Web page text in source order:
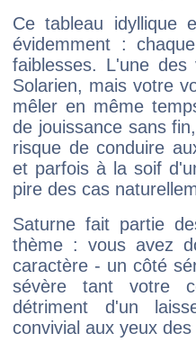
Ce tableau idyllique
évidemment :
faiblesses. L'une
Solarien, mais votre
mêler en même
de jouissance sans
risque de conduire
et parfois à la soif
pire des cas
Saturne fait partie
thème : vous avez
caractère - un côté
sévère tant votre
détriment d'un
convivial aux yeux